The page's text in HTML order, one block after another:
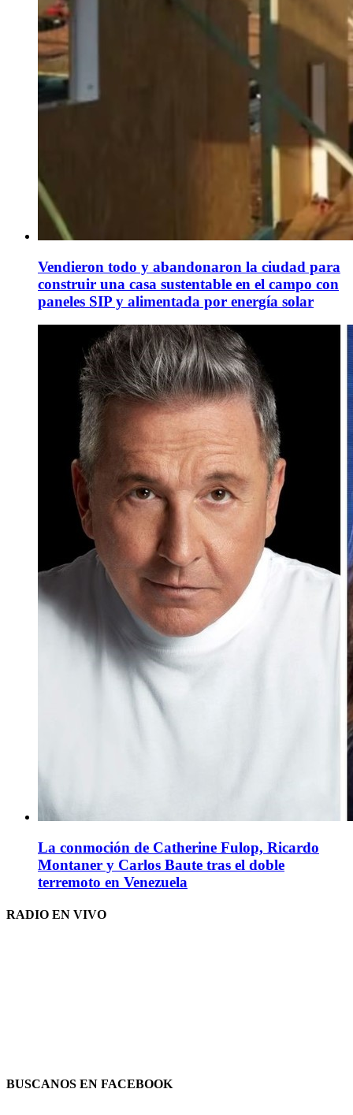
Vendieron todo y abandonaron la ciudad para
construir una casa sustentable en el campo con
paneles SIP y alimentada por energía solar
La conmoción de Catherine Fulop, Ricardo
Montaner y Carlos Baute tras el doble
terremoto en Venezuela
RADIO EN VIVO
BUSCANOS EN FACEBOOK